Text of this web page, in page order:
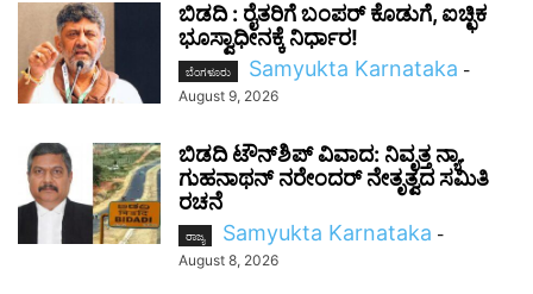
ಬಿಡದಿ : ರೈತರಿಗೆ ಬಂಪರ್ ಕೊಡುಗೆ, ಐಚ್ಛಿಕ
ಭೂಸ್ವಾಧೀನಕ್ಕೆ ನಿರ್ಧಾರ!
ಬೆಂಗಳೂರು Samyukta Karnataka -
August 9, 2026
ಬಿಡದಿ ಟೌನ್‌ಶಿಪ್ ವಿವಾದ: ನಿವೃತ್ತ ನ್ಯಾ.
ಗುಹನಾಥನ್ ನರೇಂದರ್ ನೇತೃತ್ವದ ಸಮಿತಿ
ರಚನೆ
ರಾಜ್ಯ Samyukta Karnataka -
August 8, 2026